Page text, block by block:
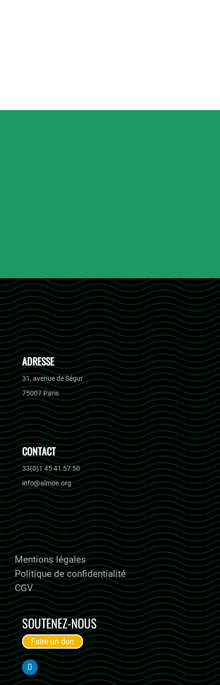
ADRESSE
31, avenue de Ségur
75007 Paris
CONTACT
33(0)1 45 41 57 50
info@almoe.org
ALMOE RECRUTE
Mentions légales
Politique de confidentialité
CGV
SOUTENEZ-NOUS
Faire un don